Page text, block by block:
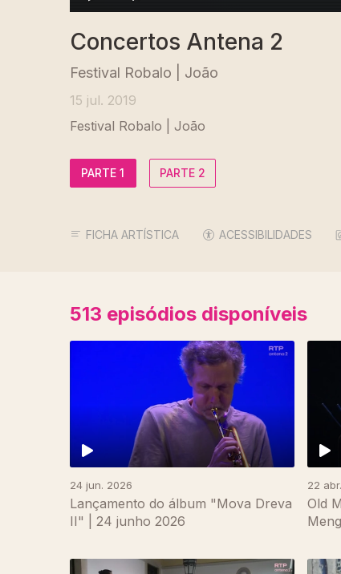
Concertos Antena 2
Festival Robalo | João
15 jul. 2019
Festival Robalo | João
PARTE 1 PARTE 2
FICHA ARTÍSTICA ACESSIBILIDADES
513 episódios disponíveis
24 jun. 2026
Lançamento do álbum "Mova Dreva
II" | 24 junho 2026
22
Old